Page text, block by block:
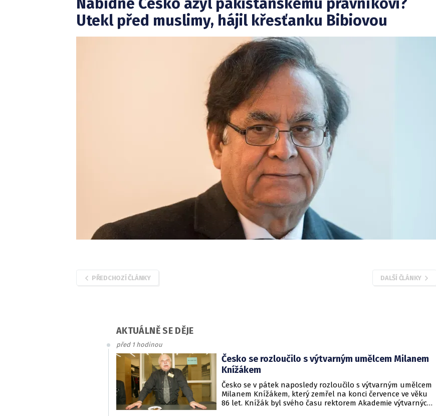
Utekl před muslimy, hájil křesťanku Bibiovou
PŘEDCHOZÍ ČLÁNKY DALŠÍ ČLÁNKY
AKTUÁLNĚ SE DĚJE
před 1 hodinou
Česko se rozloučilo s výtvarným umělcem Milanem
Knížákem
Česko se v pátek naposledy rozloučilo s výtvarným umělcem
Milanem Knížákem, který zemřel na konci července ve věku
86 let. Knížák byl svého času rektorem Akademie výtvarných